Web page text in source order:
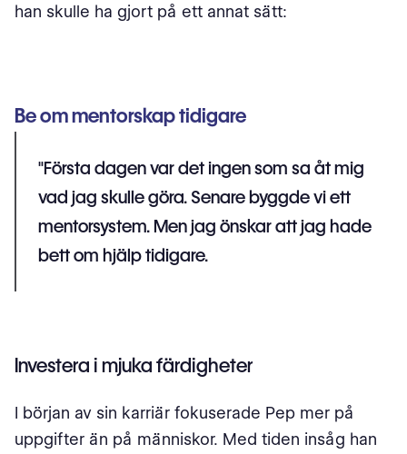
han skulle ha gjort på ett annat sätt:
Be om mentorskap tidigare
"Första dagen var det ingen som sa åt mig
vad jag skulle göra. Senare byggde vi ett
mentorsystem. Men jag önskar att jag hade
bett om hjälp tidigare.
Investera i mjuka färdigheter
I början av sin karriär fokuserade Pep mer på
uppgifter än på människor. Med tiden insåg han